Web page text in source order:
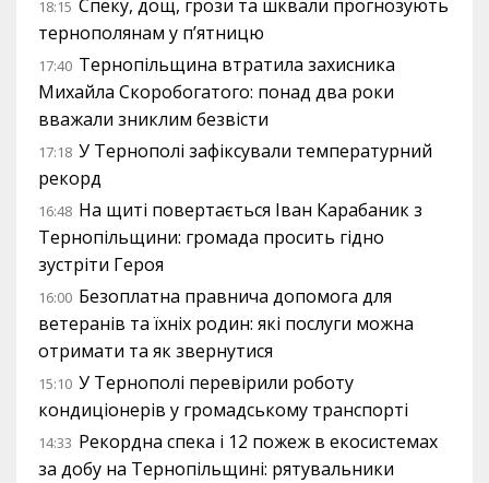
18:15 Спеку, дощ, грози та шквали прогнозують
тернополянам у п’ятницю
17:40 Тернопільщина втратила захисника
Михайла Скоробогатого: понад два роки
вважали зниклим безвісти
17:18 У Тернополі зафіксували температурний
рекорд
16:48 На щиті повертається Іван Карабаник з
Тернопільщини: громада просить гідно
зустріти Героя
16:00 Безоплатна правнича допомога для
ветеранів та їхніх родин: які послуги можна
отримати та як звернутися
15:10 У Тернополі перевірили роботу
кондиціонерів у громадському транспорті
14:33 Рекордна спека і 12 пожеж в екосистемах
за добу на Тернопільщині: рятувальники